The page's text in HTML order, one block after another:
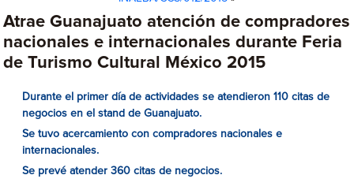
Atrae Guanajuato atención de compradores
nacionales e internacionales durante Feria
de Turismo Cultural México 2015
Durante el primer día de actividades se atendieron 110 citas de
negocios en el stand de Guanajuato.
Se tuvo acercamiento con compradores nacionales e
internacionales.
Se prevé atender 360 citas de negocios.